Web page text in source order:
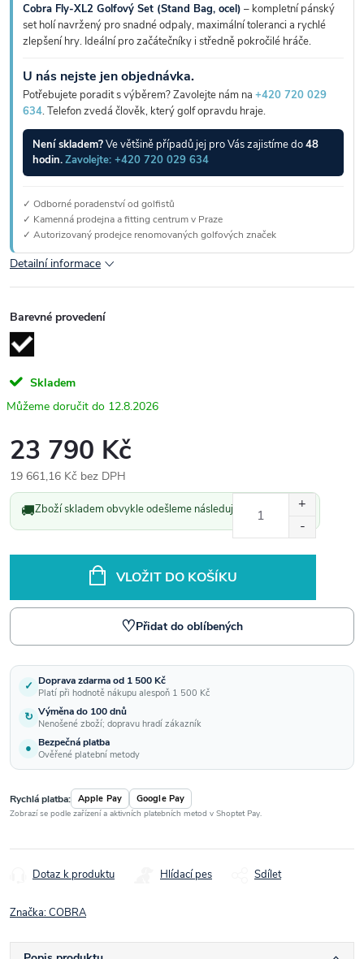
Cobra Fly-XL2 Golfový Set (Stand Bag, ocel) – kompletní pánský
set holí navržený pro snadné odpaly, maximální toleranci a rychlé
zlepšení hry. Ideální pro začátečníky i středně pokročilé hráče.
U nás nejste jen objednávka.
Potřebujete poradit s výběrem? Zavolejte nám na +420 720 029
634. Telefon zvedá člověk, který golf opravdu hraje.
Není skladem?Ve většině případů jej pro Vás zajistíme do48
hodin.Zavolejte: +420 720 029 634
✓ Odborné poradenství od golfistů
✓ Kamenná prodejna a fitting centrum v Praze
✓ Autorizovaný prodejce renomovaných golfových značek
Detailní informace
Barevné provedení
Skladem
12.8.2026
23 790 Kč
19 661,16 Kč bez DPH
Měrná
cena:
🚚Zboží skladem obvykle odešleme následující pracovní den.
VLOŽIT DO KOŠÍKU
♡Přidat do oblíbených
✓ Doprava zdarma od 1 500 Kč
Platí při hodnotě nákupu alespoň 1 500 Kč
↻ Výměna do 100 dnů
Nenošené zboží; dopravu hradí zákazník
● Bezpečná platba
Ověřené platební metody
Rychlá platba: Apple Pay Google Pay
Zobrazí se podle zařízení a aktivních platebních metod v Shoptet Pay.
Dotaz k produktu Hlídací pes Sdílet
Značka:COBRA